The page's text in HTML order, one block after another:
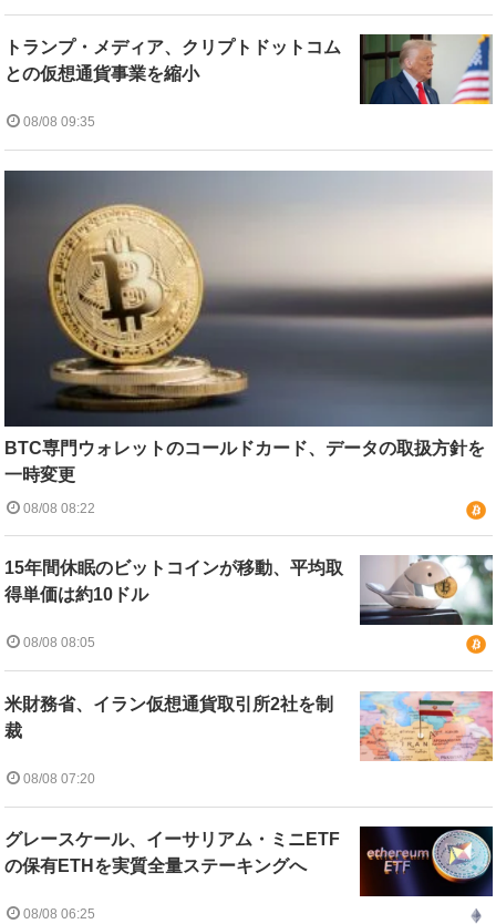
トランプ・メディア、クリプトドットコム
との仮想通貨事業を縮小
08/08 09:35
BTC専門ウォレットのコールドカード、データの取扱方針を
一時変更
08/08 08:22
15年間休眠のビットコインが移動、平均取
得単価は約10ドル
08/08 08:05
米財務省、イラン仮想通貨取引所2社を制
裁
08/08 07:20
グレースケール、イーサリアム・ミニETF
の保有ETHを実質全量ステーキングへ
08/08 06:25